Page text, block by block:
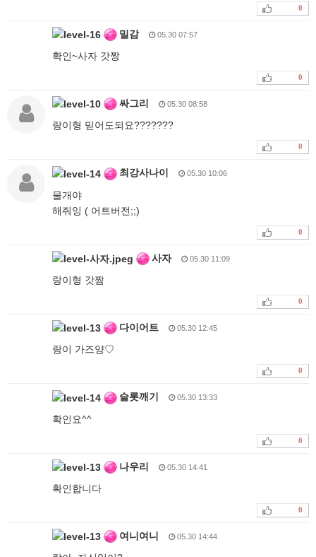
0
밀감 05.30 07:57
확인~사자 갓짱
0
싸그리 05.30 08:58
랑이형 믿어도되요???????
0
최강사나이 05.30 10:06
물개야
해줘잉 ( 어트버전;;)
0
사자 05.30 11:09
랑이형 갓짬
0
다이어트 05.30 12:45
랑이 가즈양♡
0
슬롯깨기 05.30 13:33
확인요^^
0
나우리 05.30 14:41
확인합니다
0
여니여니 05.30 14:44